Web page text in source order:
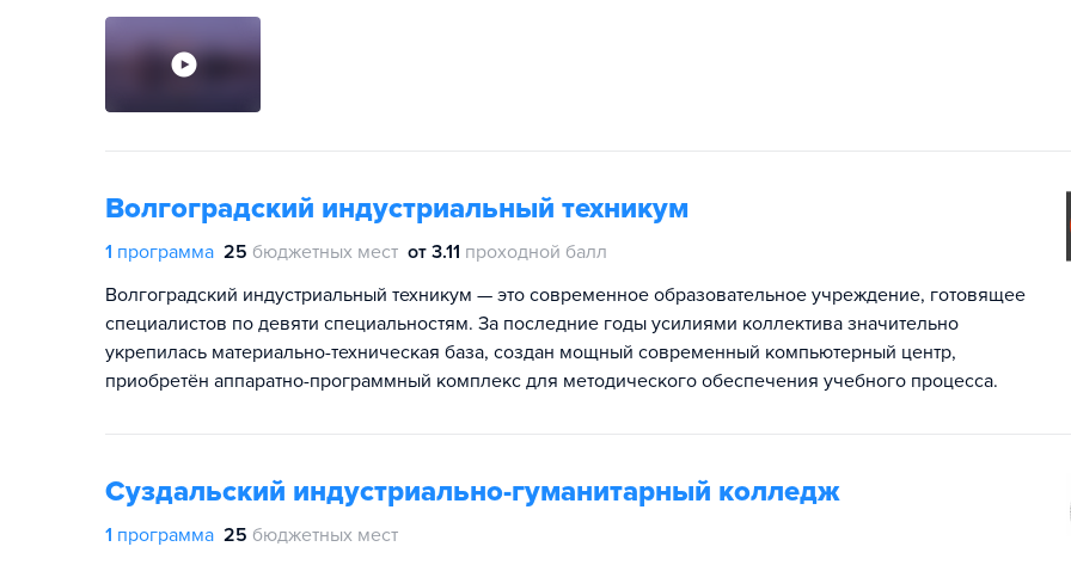
Волгоградский индустриальный техникум
1 программа 25 бюджетных мест от 3.11 проходной балл
Волгоградский индустриальный техникум — это современное образовательное учреждение, готовящее
специалистов по девяти специальностям. За последние годы усилиями коллектива значительно
укрепилась материально-техническая база, создан мощный современный компьютерный центр,
приобретён аппаратно-программный комплекс для методического обеспечения учебного процесса.
Суздальский индустриально-гуманитарный колледж
1 программа 25 бюджетных мест